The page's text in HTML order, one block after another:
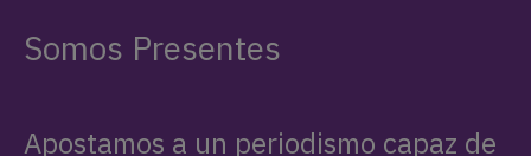
Somos Presentes
Apostamos a un periodismo capaz de